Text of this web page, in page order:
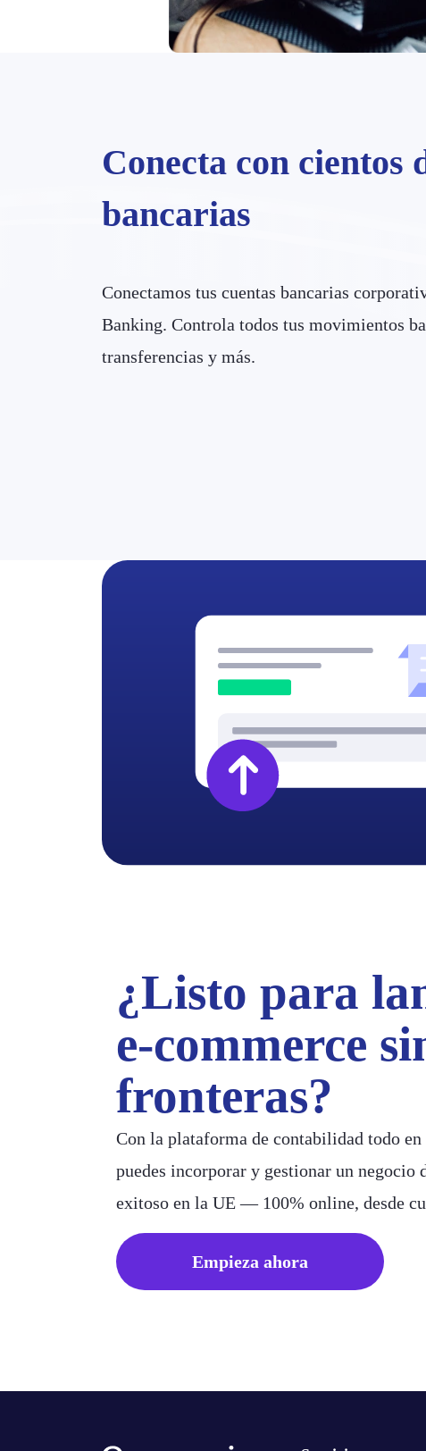
Conecta con cientos
bancarias
Conectamos tus cuentas bancarias
Banking. Controla todos tus movimientos
transferencias y más.
¿Listo para
e-commerce
fronteras?
Con la plataforma de contabilidad todo en
puedes incorporar y gestionar un negocio
exitoso en la UE — 100% online, desde
Empieza ahora